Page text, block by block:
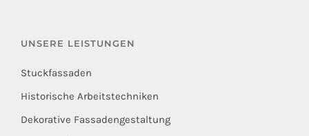
UNSERE LEISTUNGEN
Stuckfassaden
Historische Arbeitstechniken
Dekorative Fassadengestaltung